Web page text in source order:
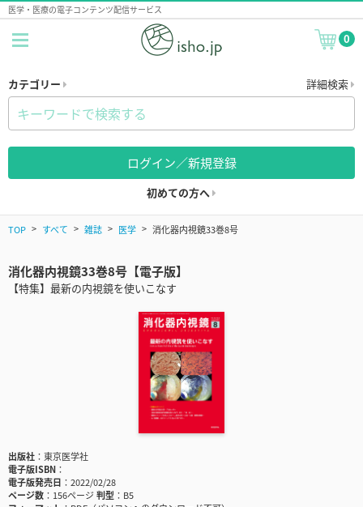
医学・医療の電子コンテンツ配信サービス
0
カテゴリー 詳細検索
ログイン／新規登録
初めての方へ
TOP すべて 雑誌 医学 消化器内視鏡33巻8号
消化器内視鏡33巻8号【電子版】
【特集】最新の内視鏡を使いこなす
出版社
東京医学社
電子版ISBN
電子版発売日
2022/02/28
ページ数
156ページ判型
B5